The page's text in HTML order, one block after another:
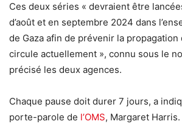
Ces deux séries « devraient être
d’août et en septembre 2024 dans
de Gaza afin de prévenir la propagation
circule actuellement », connu sous le
précisé les deux agences.
Chaque pause doit durer 7 jours, a
porte-parole de l’OMS, Margaret Harris.